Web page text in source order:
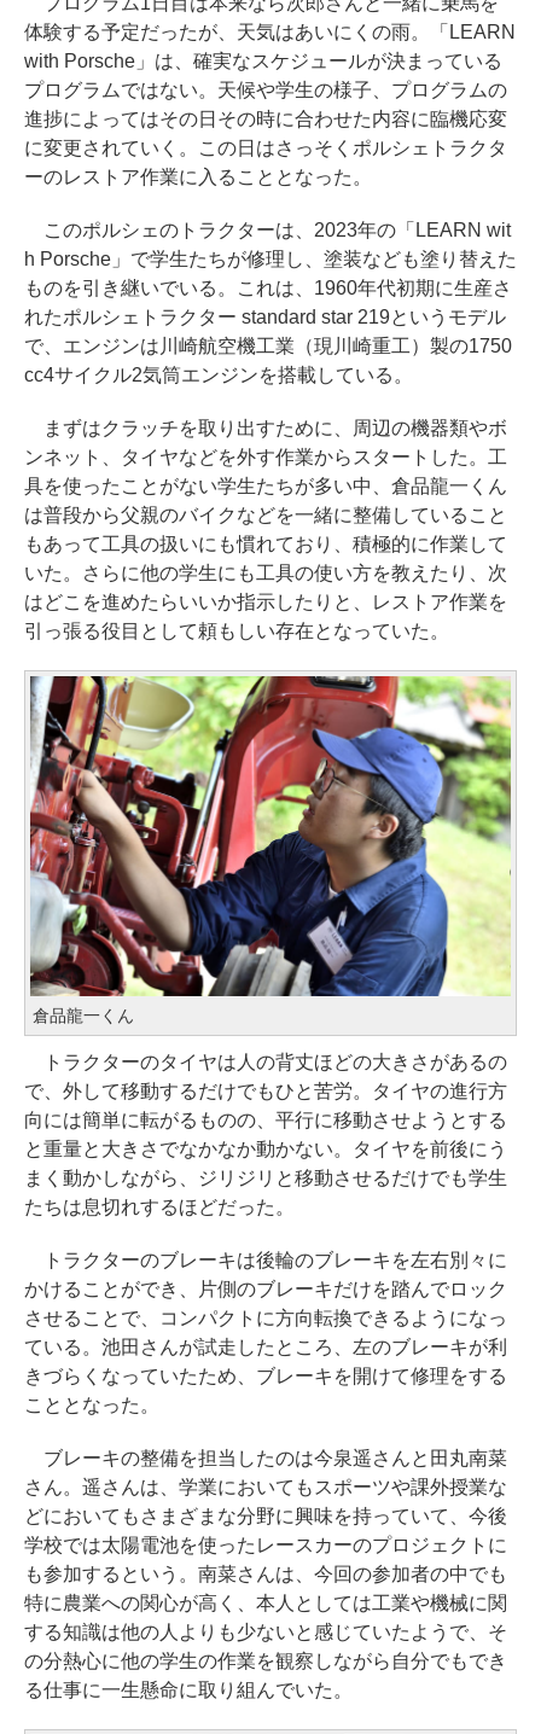
体験する予定だったが、天気はあいにくの雨。「LEARN
with Porsche」は、確実なスケジュールが決まっている
プログラムではない。天候や学生の様子、プログラムの
進捗によってはその日その時に合わせた内容に臨機応変
に変更されていく。この日はさっそくポルシェトラクタ
ーのレストア作業に入ることとなった。
このポルシェのトラクターは、2023年の「LEARN wit
h Porsche」で学生たちが修理し、塗装なども塗り替えた
ものを引き継いでいる。これは、1960年代初期に生産さ
れたポルシェトラクター standard star 219というモデル
で、エンジンは川崎航空機工業（現川崎重工）製の1750
cc4サイクル2気筒エンジンを搭載している。
まずはクラッチを取り出すために、周辺の機器類やボ
ンネット、タイヤなどを外す作業からスタートした。工
具を使ったことがない学生たちが多い中、倉品龍一くん
は普段から父親のバイクなどを一緒に整備していること
もあって工具の扱いにも慣れており、積極的に作業して
いた。さらに他の学生にも工具の使い方を教えたり、次
はどこを進めたらいいか指示したりと、レストア作業を
引っ張る役目として頼もしい存在となっていた。
倉品龍一くん
トラクターのタイヤは人の背丈ほどの大きさがあるの
で、外して移動するだけでもひと苦労。タイヤの進行方
向には簡単に転がるものの、平行に移動させようとする
と重量と大きさでなかなか動かない。タイヤを前後にう
まく動かしながら、ジリジリと移動させるだけでも学生
たちは息切れするほどだった。
トラクターのブレーキは後輪のブレーキを左右別々に
かけることができ、片側のブレーキだけを踏んでロック
させることで、コンパクトに方向転換できるようになっ
ている。池田さんが試走したところ、左のブレーキが利
きづらくなっていたため、ブレーキを開けて修理をする
こととなった。
ブレーキの整備を担当したのは今泉遥さんと田丸南菜
さん。遥さんは、学業においてもスポーツや課外授業な
どにおいてもさまざまな分野に興味を持っていて、今後
学校では太陽電池を使ったレースカーのプロジェクトに
も参加するという。南菜さんは、今回の参加者の中でも
特に農業への関心が高く、本人としては工業や機械に関
する知識は他の人よりも少ないと感じていたようで、そ
の分熱心に他の学生の作業を観察しながら自分でもでき
る仕事に一生懸命に取り組んでいた。